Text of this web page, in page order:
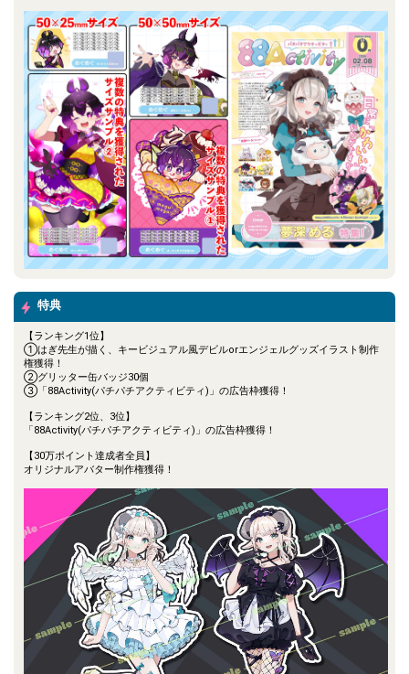
特典
【ランキング1位】
①はぎ先生が描く、キービジュアル風デビルorエンジェルグッズイラスト制作
権獲得！
②グリッター缶バッジ30個
③「88Activity(パチパチアクティビティ)」の広告枠獲得！
【ランキング2位、3位】
「88Activity(パチパチアクティビティ)」の広告枠獲得！
【30万ポイント達成者全員】
オリジナルアバター制作権獲得！